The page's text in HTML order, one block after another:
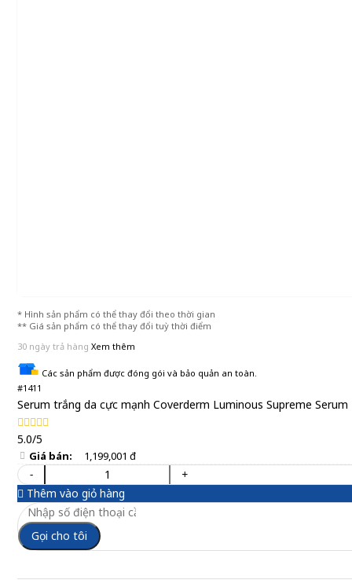
* Hình sản phẩm có thể thay đổi theo thời gian
** Giá sản phẩm có thể thay đổi tuỳ thời điểm
30 ngày trả hàng Xem thêm
Các sản phẩm được đóng gói và bảo quản an toàn.
#1411
Serum trắng da cực mạnh Coverderm Luminous Supreme Serum
5.0/5
Giá bán: 1,199,001 đ
-
+
Thêm vào giỏ hàng
Gọi cho tôi